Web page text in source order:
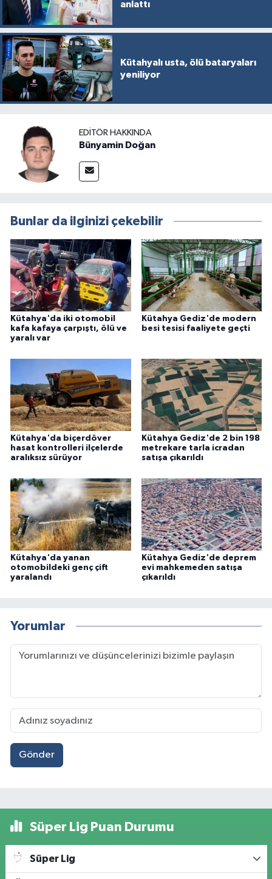
anlattı
Kütahyalı usta, ölü bataryaları
yeniliyor
EDITÖR HAKKINDA
Bünyamin Doğan
Bunlar da ilginizi çekebilir
Kütahya'da iki otomobil
kafa kafaya çarpıştı, ölü ve
yaralı var
Kütahya Gediz'de modern
besi tesisi faaliyete geçti
Kütahya'da biçerdöver
hasat kontrolleri ilçelerde
aralıksız sürüyor
Kütahya Gediz'de 2 bin 198
metrekare tarla icradan
satışa çıkarıldı
Kütahya'da yanan
otomobildeki genç çift
yaralandı
Kütahya Gediz'de deprem
evi mahkemeden satışa
çıkarıldı
Yorumlar
Gönder
Süper Lig Puan Durumu
Süper Lig